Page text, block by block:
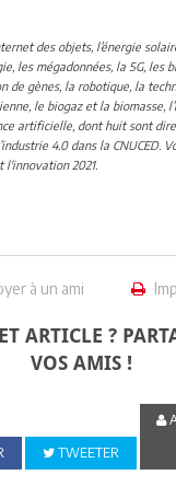
des objets, l’énergie
les mégadonnées, la 5G, les
de gènes, la robotique, la
le biogaz et la biomasse,
artificielle, dont huit sont
4.0 dans la CNUCED.
l'innovation 2021.
à un ami
ARTICLE ?
VOS AMIS !
TWEETER